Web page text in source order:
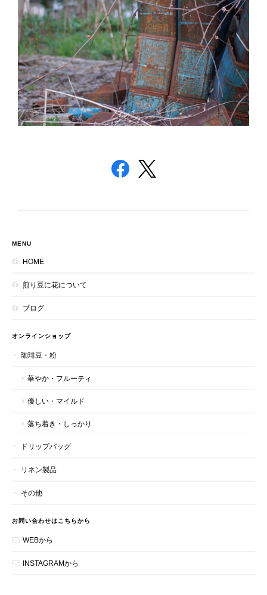
MENU
HOME
煎り豆に花について
ブログ
オンラインショップ
珈琲豆・粉
華やか・フルーティ
優しい・マイルド
落ち着き・しっかり
ドリップバッグ
リネン製品
その他
お問い合わせはこちらから
WEBから
INSTAGRAMから